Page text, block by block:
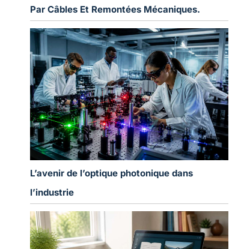
Par Câbles Et Remontées Mécaniques.
L’avenir de l’optique photonique dans
l’industrie